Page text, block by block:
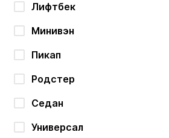
Лифтбек
Минивэн
Пикап
Родстер
Седан
Универсал